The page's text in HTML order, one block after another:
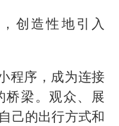
创造性地引入
程序，成为连接
桥梁。观众、展
己的出行方式和